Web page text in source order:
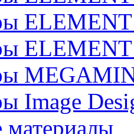
Image
материалы